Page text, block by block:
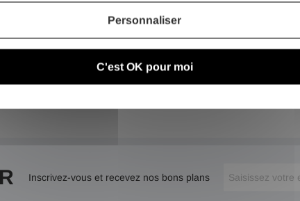
Inscrivez-vous et recevez nos bons plans
C'est OK pour moi
Personnaliser